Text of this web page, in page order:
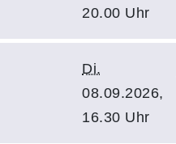
20.00 Uhr
Di.
08.09.2026,
16.30 Uhr